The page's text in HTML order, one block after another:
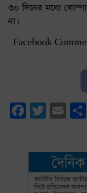
৩০ দিনের মধ্যে
না।
Facebook
Facebook
Twitter